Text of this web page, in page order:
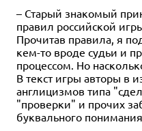
– Старый знакомый
правил российской
Прочитав правила, я
кем-то вроде судьи и
процессом. Но
В текст игры авторы в
англицизмов типа
"проверки" и прочих
буквального